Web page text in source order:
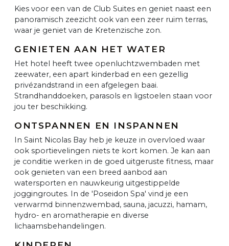
Kies voor een van de Club Suites en geniet naast een
panoramisch zeezicht ook van een zeer ruim terras,
waar je geniet van de Kretenzische zon.
GENIETEN AAN HET WATER
Het hotel heeft twee openluchtzwembaden met
zeewater, een apart kinderbad en een gezellig
privézandstrand in een afgelegen baai.
Strandhanddoeken, parasols en ligstoelen staan voor
jou ter beschikking.
ONTSPANNEN EN INSPANNEN
In Saint Nicolas Bay heb je keuze in overvloed waar
ook sportievelingen niets te kort komen. Je kan aan
je conditie werken in de goed uitgeruste fitness, maar
ook genieten van een breed aanbod aan
watersporten en nauwkeurig uitgestippelde
joggingroutes. In de 'Poseidon Spa' vind je een
verwarmd binnenzwembad, sauna, jacuzzi, hamam,
hydro- en aromatherapie en diverse
lichaamsbehandelingen.